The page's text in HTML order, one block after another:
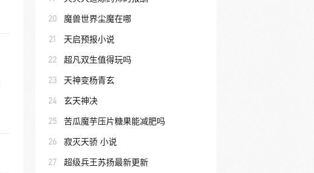
20 魔兽世界尘魔在哪
21 天启预报小说
22 超凡双生值得玩吗
23 天神变杨青玄
24 玄天神决
25 苦瓜魔芋压片糖果能减肥吗
26 寂灭天骄 小说
27 超级兵王苏扬最新更新